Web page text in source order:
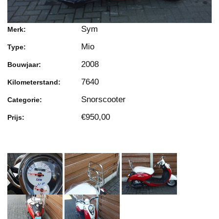
Merk: Sym
Type: Mio
Bouwjaar: 2008
Kilometerstand: 7640
Categorie: Snorscooter
Prijs: €950,00